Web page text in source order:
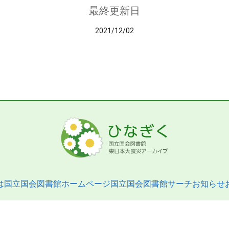
最終更新日
2021/12/02
国立国会図書館ホームページ国立国会図書館サーチお知らせ